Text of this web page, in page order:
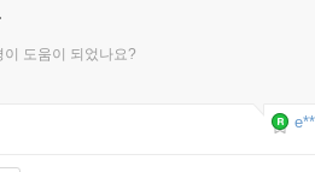
이 도움이 되었나요?